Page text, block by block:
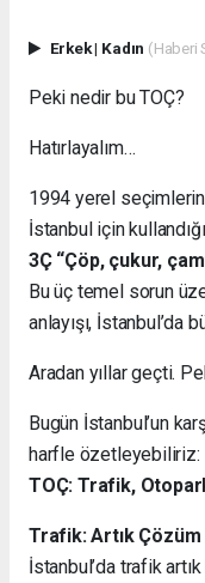
Erkek| Kadın (Haberi
Peki nedir bu TOÇ?
Hatırlayalım…
1994 yerel
İstanbul için
3Ç “Çöp, çukur,
Bu üç temel sorun
anlayışı, İstanbul’da
Aradan yıllar geçti.
Bugün İstanbul’un
harfle özetleyebiliriz:
TOÇ: Trafik,
Trafik: Artık
İstanbul’da trafik